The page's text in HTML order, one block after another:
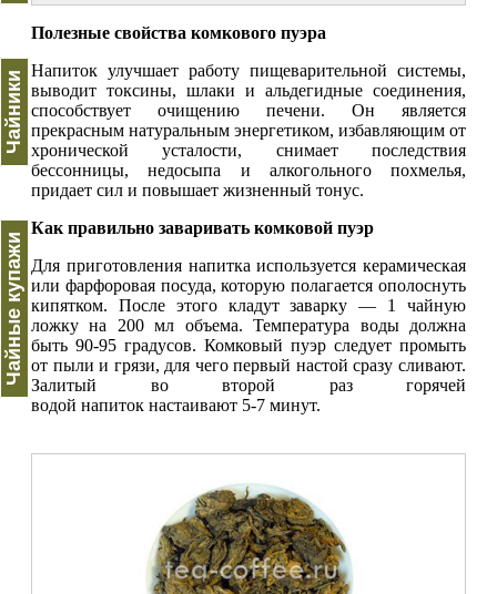
Чайники
Чайные купажи
Полезные свойства комкового пуэра
Напиток улучшает работу пищеварительной системы,
выводит токсины, шлаки и альдегидные соединения,
способствует очищению печени. Он является
прекрасным натуральным энергетиком, избавляющим от
хронической усталости, снимает последствия
бессонницы, недосыпа и алкогольного похмелья,
придает сил и повышает жизненный тонус.
Как правильно заваривать комковой пуэр
Для приготовления напитка используется керамическая
или фарфоровая посуда, которую полагается ополоснуть
кипятком. После этого кладут заварку — 1 чайную
ложку на 200 мл объема. Температура воды должна
быть 90-95 градусов. Комковый пуэр следует промыть
от пыли и грязи, для чего первый настой сразу сливают.
Залитый во второй раз горячей
водой напиток настаивают 5-7 минут.